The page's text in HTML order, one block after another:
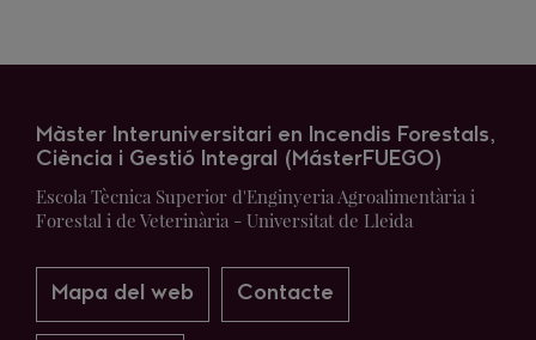
Màster Interuniversitari en Incendis Forestals,
Ciència i Gestió Integral (MásterFUEGO)
Escola Tècnica Superior d'Enginyeria Agroalimentària i
Forestal i de Veterinària - Universitat de Lleida
Mapa del web Contacte